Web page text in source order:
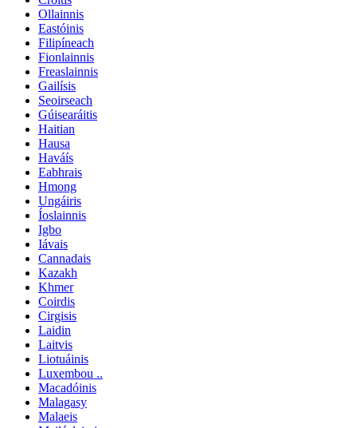
Ollainnis
Eastóinis
Filipíneach
Fionlainnis
Freaslainnis
Gailísis
Seoirseach
Gúisearáitis
Haitian
Hausa
Haváís
Eabhrais
Hmong
Ungáiris
Íoslainnis
Igbo
Iávais
Cannadais
Kazakh
Khmer
Coirdis
Cirgisis
Laidin
Laitvis
Liotuáinis
Luxembou ..
Macadóinis
Malagasy
Malaeis